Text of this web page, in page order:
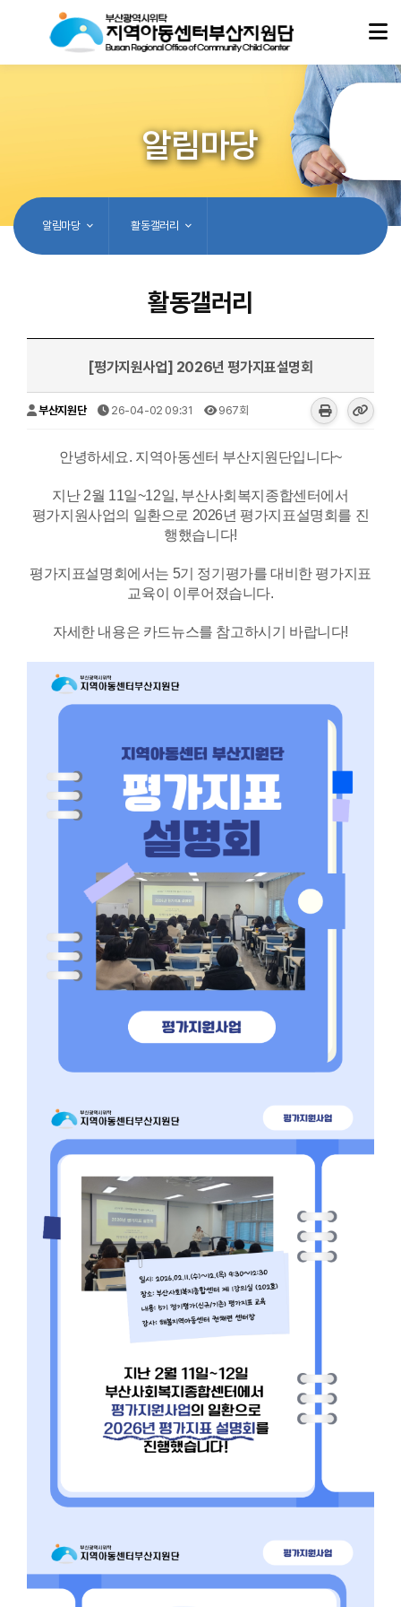
알림마당
알림마당 활동갤러리
활동갤러리
[평가지원사업] 2026년 평가지표설명회
부산지원단 26-04-02 09:31 967회
안녕하세요. 지역아동센터 부산지원단입니다~
지난 2월 11일~12일, 부산사회복지종합센터에서
평가지원사업의 일환으로 2026년 평가지표설명회를 진
행했습니다!
평가지표설명회에서는 5기 정기평가를 대비한 평가지표
교육이 이루어졌습니다.
자세한 내용은 카드뉴스를 참고하시기 바랍니다!